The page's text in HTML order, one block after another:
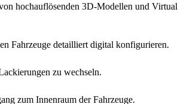
hochauflösenden 3D-Modellen und Virtual
Fahrzeuge detailliert digital konfigurieren.
zu wechseln.
zum Innenraum der Fahrzeuge.